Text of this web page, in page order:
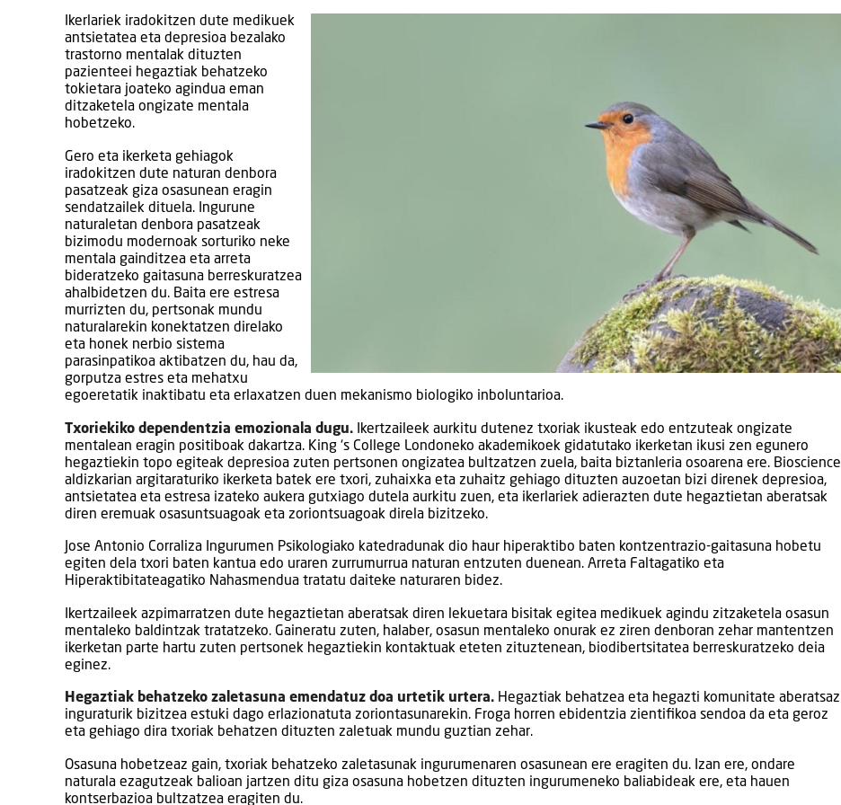
Ikerlariek iradokitzen dute medikuek
antsietatea eta depresioa bezalako
trastorno mentalak dituzten
pazienteei hegaztiak behatzeko
tokietara joateko agindua eman
ditzaketela ongizate mentala
hobetzeko.
Gero eta ikerketa gehiagok
iradokitzen dute naturan denbora
pasatzeak giza osasunean eragin
sendatzailek dituela. Ingurune
naturaletan denbora pasatzeak
bizimodu modernoak sorturiko neke
mentala gainditzea eta arreta
bideratzeko gaitasuna berreskuratzea
ahalbidetzen du. Baita ere estresa
murrizten du, pertsonak mundu
naturalarekin konektatzen direlako
eta honek nerbio sistema
parasinpatikoa aktibatzen du, hau da,
gorputza estres eta mehatxu
egoeretatik inaktibatu eta erlaxatzen duen mekanismo biologiko inboluntarioa.
Txoriekiko dependentzia emozionala dugu. Ikertzaileek aurkitu dutenez txoriak ikusteak edo entzuteak ongizate
mentalean eragin positiboak dakartza. King ‘s College Londoneko akademikoek gidatutako ikerketan ikusi zen egunero
hegaztiekin topo egiteak depresioa zuten pertsonen ongizatea bultzatzen zuela, baita biztanleria osoarena ere. Bioscience
aldizkarian argitaraturiko ikerketa batek ere txori, zuhaixka eta zuhaitz gehiago dituzten auzoetan bizi direnek depresioa,
antsietatea eta estresa izateko aukera gutxiago dutela aurkitu zuen, eta ikerlariek adierazten dute hegaztietan aberatsak
diren eremuak osasuntsuagoak eta zoriontsuagoak direla bizitzeko.
Jose Antonio Corraliza Ingurumen Psikologiako katedradunak dio haur hiperaktibo baten kontzentrazio-gaitasuna hobetu
egiten dela txori baten kantua edo uraren zurrumurrua naturan entzuten duenean. Arreta Faltagatiko eta
Hiperaktibitateagatiko Nahasmendua tratatu daiteke naturaren bidez.
Ikertzaileek azpimarratzen dute hegaztietan aberatsak diren lekuetara bisitak egitea medikuek agindu zitzaketela osasun
mentaleko baldintzak tratatzeko. Gaineratu zuten, halaber, osasun mentaleko onurak ez ziren denboran zehar mantentzen
ikerketan parte hartu zuten pertsonek hegaztiekin kontaktuak eteten zituztenean, biodibertsitatea berreskuratzeko deia
eginez.
Hegaztiak behatzeko zaletasuna emendatuz doa urtetik urtera. Hegaztiak behatzea eta hegazti komunitate aberatsaz
inguraturik bizitzea estuki dago erlazionatuta zoriontasunarekin. Froga horren ebidentzia zientifikoa sendoa da eta geroz
eta gehiago dira txoriak behatzen dituzten zaletuak mundu guztian zehar.
Osasuna hobetzeaz gain, txoriak behatzeko zaletasunak ingurumenaren osasunean ere eragiten du. Izan ere, ondare
naturala ezagutzeak balioan jartzen ditu giza osasuna hobetzen dituzten ingurumeneko baliabideak ere, eta hauen
kontserbazioa bultzatzea eragiten du.